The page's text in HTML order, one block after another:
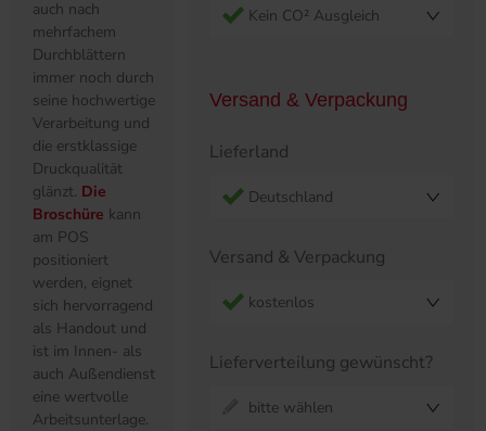
auch nach
mehrfachem
Durchblättern
immer noch durch
seine hochwertige
Verarbeitung und
die erstklassige
Druckqualität
glänzt. Die
Broschüre kann
am POS
positioniert
werden, eignet
sich hervorragend
als Handout und
ist im Innen- als
auch Außendienst
eine wertvolle
Arbeitsunterlage.
Kein CO² Ausgleich
Versand & Verpackung
Lieferland
Deutschland
Versand & Verpackung
kostenlos
Lieferverteilung gewünscht?
bitte wählen